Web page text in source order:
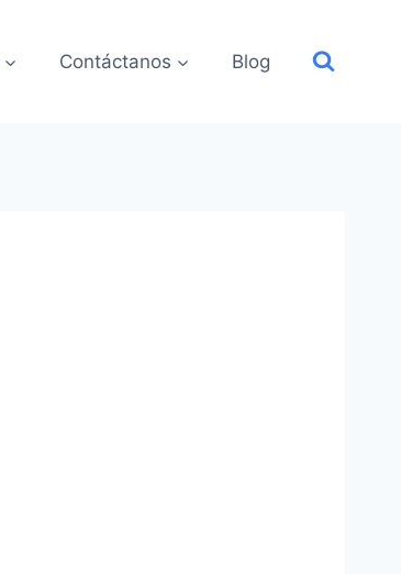
Contáctanos Blog